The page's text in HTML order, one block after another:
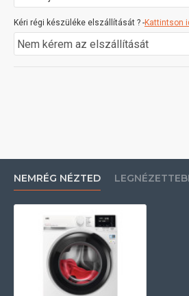
Kéri régi készüléke elszállítását ? -Kattintson
NEMRÉG NÉZTED